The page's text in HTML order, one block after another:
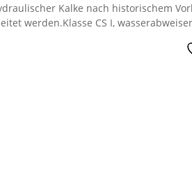
Kalke nach historischem
werden.Klasse CS I,